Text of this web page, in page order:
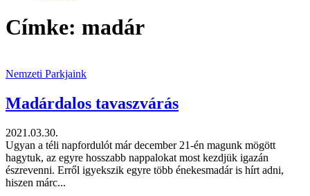
Címke: madár
Nemzeti Parkjaink
Madárdalos tavaszvárás
2021.03.30.
Ugyan a téli napfordulót már december 21-én magunk mögött
hagytuk, az egyre hosszabb nappalokat most kezdjük igazán
észrevenni. Erről igyekszik egyre több énekesmadár is hírt adni,
hiszen márc...